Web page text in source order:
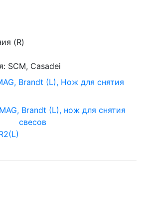
(R)
SCM, Casadei
Brandt (L), нож для снятия
свесов